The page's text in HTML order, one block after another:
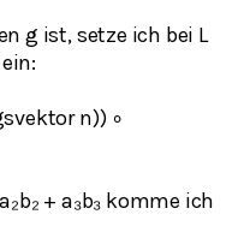
g ist, setze ich bei L
n)) ∘
+ a₃b₃ komme ich